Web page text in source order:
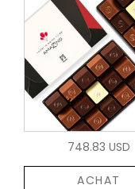
748.83 USD
ACHAT